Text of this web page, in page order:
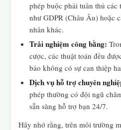
phép buộc phải tuân thủ
như GDPR (Châu Âu) hoặc
nhân khác.
Trải nghiệm công bằng:
cược, các thuật toán đều
bảo không có sự can thiệp
Dịch vụ hỗ trợ chuyên
phép thường có đội ngũ
sẵn sàng hỗ trợ bạn 24/7.
Hãy nhớ rằng, trên môi trường